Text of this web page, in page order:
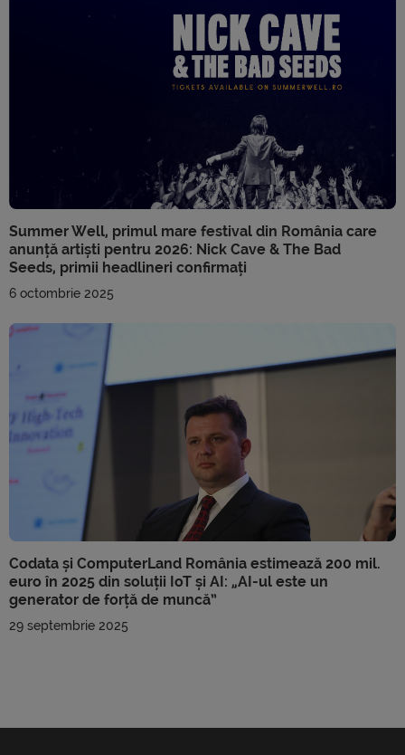
Summer Well, primul mare festival din România care
anunță artiști pentru 2026: Nick Cave & The Bad
Seeds, primii headlineri confirmați
6 octombrie 2025
Codata și ComputerLand România estimează 200 mil.
euro în 2025 din soluții IoT și AI: „AI-ul este un
generator de forță de muncă”
29 septembrie 2025